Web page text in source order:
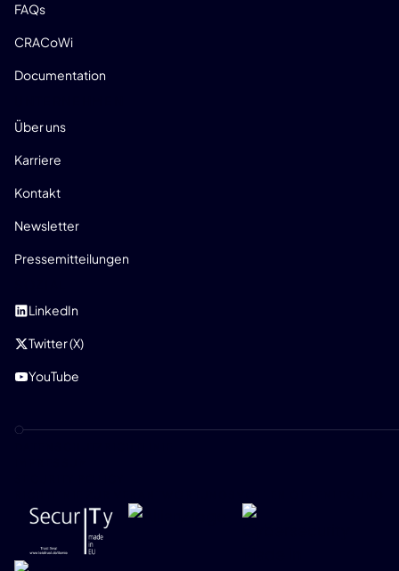
FAQs
CRACoWi
Documentation
Über uns
Karriere
Kontakt
Newsletter
Pressemitteilungen
LinkedIn
Twitter (X)
YouTube